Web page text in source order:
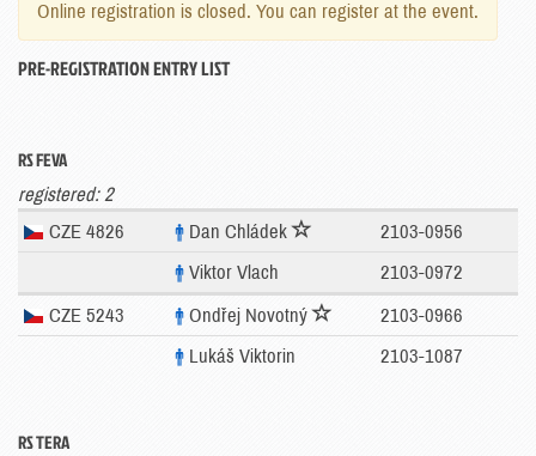
Online registration is closed. You can register at the event.
PRE-REGISTRATION ENTRY LIST
RS FEVA
registered: 2
CZE 4826
Dan Chládek
2103-0956
Viktor Vlach
2103-0972
CZE 5243 Ondřej Novotný
2103-0966
Lukáš Viktorin
2103-1087
RS TERA